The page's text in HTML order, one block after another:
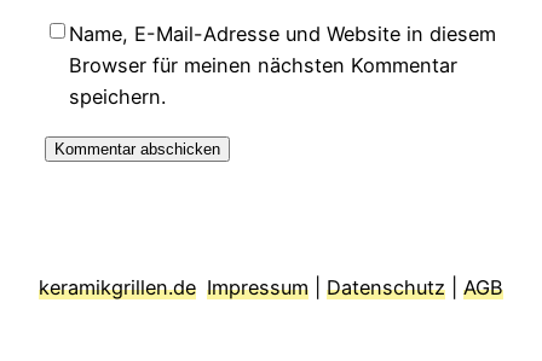
Name, E-Mail-Adresse und Website in diesem
Browser für meinen nächsten Kommentar
speichern.
keramikgrillen.de Impressum Datenschutz AGB